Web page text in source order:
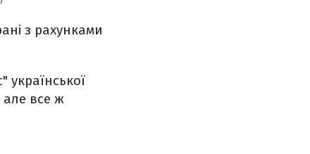
з рахунками
але все ж